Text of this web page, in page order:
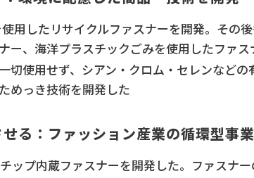
用したリサイクルファスナーを開発。その
ー、海洋プラスチックごみを使用したファ
切使用せず、シアン・クロム・セレンなど
めっき技術を開発した
る：ファッション産業の循環型事
ップ内蔵ファスナーを開発した。ファスナ